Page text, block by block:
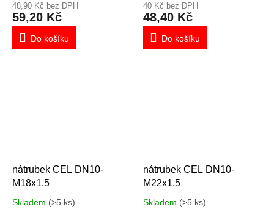
48,90 Kč bez DPH
59,20 Kč
Do košíku
40 Kč bez DPH
48,40 Kč
Do košíku
nátrubek CEL DN10-
M18x1,5
Skladem (>5 ks)
nátrubek CEL DN10-
M22x1,5
Skladem (>5 ks)